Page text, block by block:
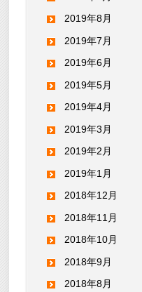
2019年8月
2019年7月
2019年6月
2019年5月
2019年4月
2019年3月
2019年2月
2019年1月
2018年12月
2018年11月
2018年10月
2018年9月
2018年8月